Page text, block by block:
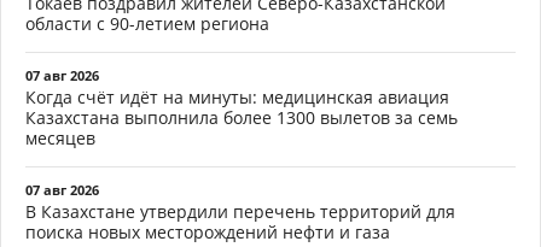
области с 90-летием региона
07 авг 2026
Когда счёт идёт на минуты: медицинская авиация
Казахстана выполнила более 1300 вылетов за семь
месяцев
07 авг 2026
В Казахстане утвердили перечень территорий для
поиска новых месторождений нефти и газа